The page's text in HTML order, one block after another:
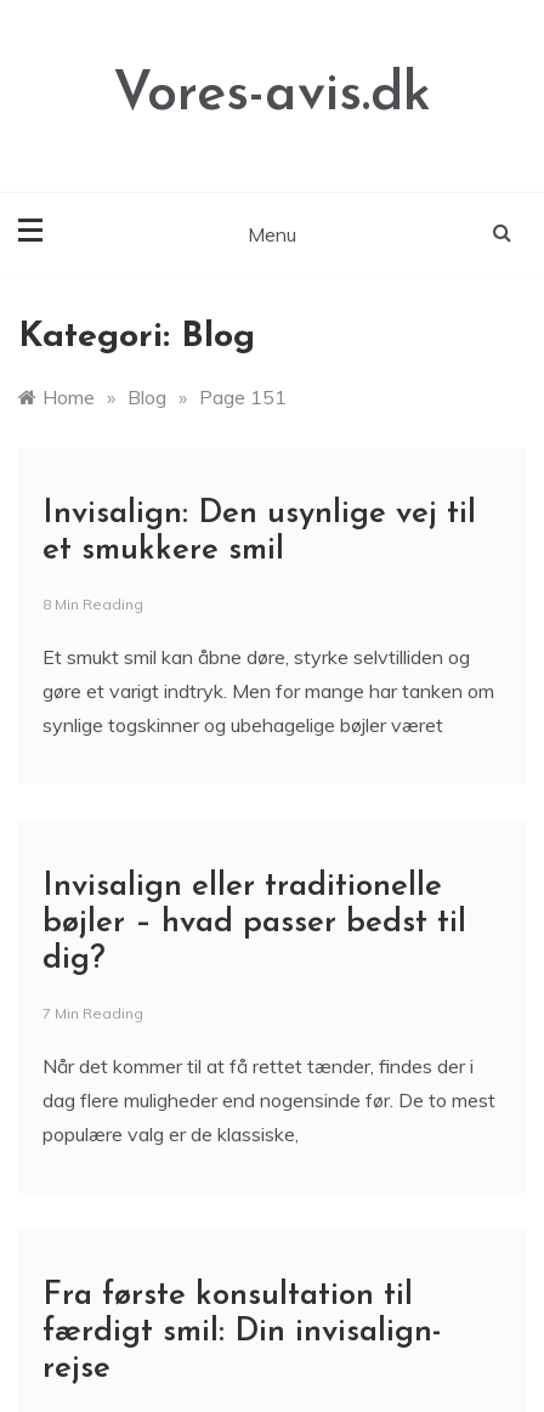
Vores-avis.dk
Menu
Kategori: Blog
Home » Blog » Page 151
Invisalign: Den usynlige vej til
et smukkere smil
8 Min Reading
Et smukt smil kan åbne døre, styrke selvtilliden og
gøre et varigt indtryk. Men for mange har tanken om
synlige togskinner og ubehagelige bøjler været
Invisalign eller traditionelle
bøjler – hvad passer bedst til
dig?
7 Min Reading
Når det kommer til at få rettet tænder, findes der i
dag flere muligheder end nogensinde før. De to mest
populære valg er de klassiske,
Fra første konsultation til
færdigt smil: Din invisalign-
rejse